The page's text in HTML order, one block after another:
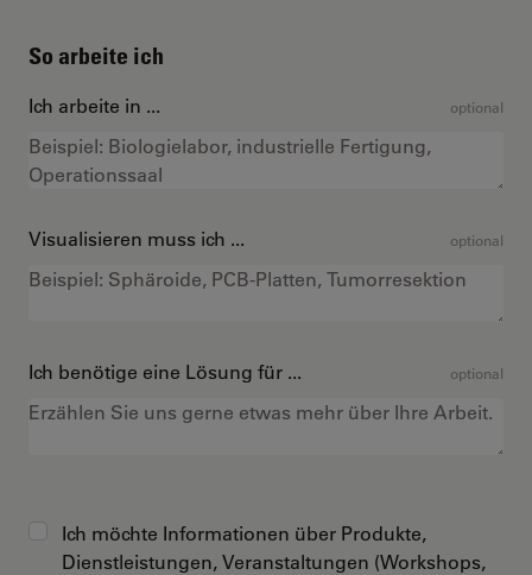
So arbeite ich
Ich arbeite in ... optional
Visualisieren muss ich ... optional
Ich benötige eine Lösung für ... optional
Ich möchte Informationen über Produkte,
Dienstleistungen, Veranstaltungen (Workshops,